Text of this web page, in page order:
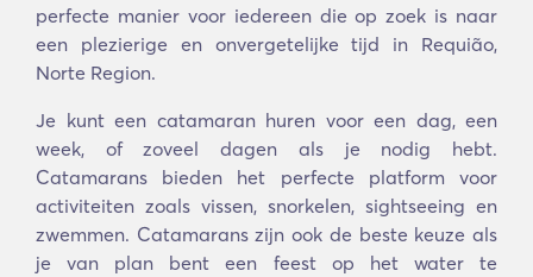
perfecte manier voor iedereen die op zoek is naar
een plezierige en onvergetelijke tijd in Requião,
Norte Region.
Je kunt een catamaran huren voor een dag, een
week, of zoveel dagen als je nodig hebt.
Catamarans bieden het perfecte platform voor
activiteiten zoals vissen, snorkelen, sightseeing en
zwemmen. Catamarans zijn ook de beste keuze als
je van plan bent een feest op het water te